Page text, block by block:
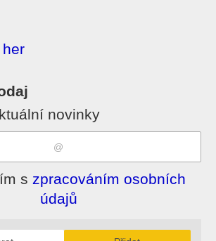
novinky
s zpracováním osobních
údajů